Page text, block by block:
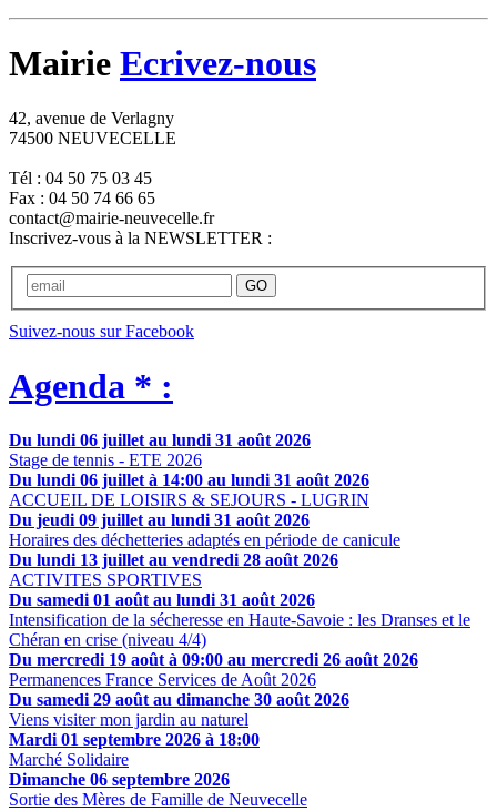
Mairie Ecrivez-nous
42, avenue de Verlagny
74500 NEUVECELLE
Tél : 04 50 75 03 45
Fax : 04 50 74 66 65
contact@mairie-neuvecelle.fr
Inscrivez-vous à la NEWSLETTER :
GO
Suivez-nous sur Facebook
Agenda * :
Du lundi 06 juillet au lundi 31 août 2026
Stage de tennis - ETE 2026
Du lundi 06 juillet à 14:00 au lundi 31 août 2026
ACCUEIL DE LOISIRS & SEJOURS - LUGRIN
Du jeudi 09 juillet au lundi 31 août 2026
Horaires des déchetteries adaptés en période de canicule
Du lundi 13 juillet au vendredi 28 août 2026
ACTIVITES SPORTIVES
Du samedi 01 août au lundi 31 août 2026
Intensification de la sécheresse en Haute-Savoie : les Dranses et le
Chéran en crise (niveau 4/4)
Du mercredi 19 août à 09:00 au mercredi 26 août 2026
Permanences France Services de Août 2026
Du samedi 29 août au dimanche 30 août 2026
Viens visiter mon jardin au naturel
Mardi 01 septembre 2026 à 18:00
Marché Solidaire
Dimanche 06 septembre 2026
Sortie des Mères de Famille de Neuvecelle